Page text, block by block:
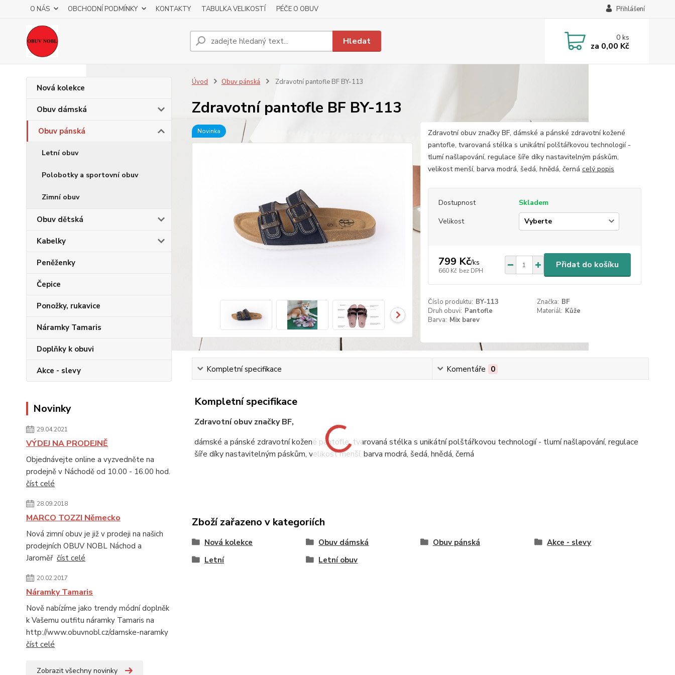
O NÁS OBCHODNÍ PODMÍNKY KONTAKTY TABULKA VELIKOSTÍ PÉČE O OBUV Přihlášení
Hledat 0ks
za 0,00 Kč
Nová kolekce
Obuv dámská
Obuv pánská
Letní obuv
Polobotky a sportovní obuv
Zimní obuv
Obuv dětská
Kabelky
Peněženky
Čepice
Ponožky, rukavice
Náramky Tamaris
Doplňky k obuvi
Akce - slevy
Novinky
29.04.2021
VÝDEJ NA PRODEJNĚ
Objednávejte online a vyzvedněte na
prodejně v Náchodě od 10.00 - 16.00 hod.
číst celé
28.09.2018
MARCO TOZZI Německo
Nová zimní obuv je již v prodeji na našich
prodejních OBUV NOBL Náchod a
Jaroměř číst celé
20.02.2017
Náramky Tamaris
Nově nabízíme jako trendy módní doplněk
k Vašemu outfitu náramky Tamaris na
http://www.obuvnobl.cz/damske-naramky
číst celé
Zobrazit všechny novinky
Úvod Obuv pánská Zdravotní pantofle BF BY-113
Zdravotní pantofle BF BY-113
Novinka
Zdravotní obuv značky BF, dámské a pánské zdravotní kožené
pantofle, tvarovaná stélka s unikátní polštářkovou technologií -
tlumí našlapování, regulace šíře díky nastavitelným páskům,
velikost menší, barva modrá, šedá, hnědá, černá celý popis
Dostupnost
Skladem
Velikost
799 Kč/ks
660 Kč bez DPH
Přidat do košíku
Číslo produktu: BY-113 Značka: BF
Druh obuvi: Pantofle Materiál: Kůže
Barva: Mix barev
Kompletní specifikace Komentáře 0
Kompletní specifikace
Zdravotní obuv značky BF,
dámské a pánské zdravotní kožené pantofle, tvarovaná stélka s unikátní polštářkovou technologií - tlumí našlapování, regulace
šíře díky nastavitelným páskům, velikost menší, barva modrá, šedá, hnědá, černá
Zboží zařazeno v kategoriích
Nová kolekce Obuv dámská Obuv pánská
Akce - slevy
Letní
Letní obuv